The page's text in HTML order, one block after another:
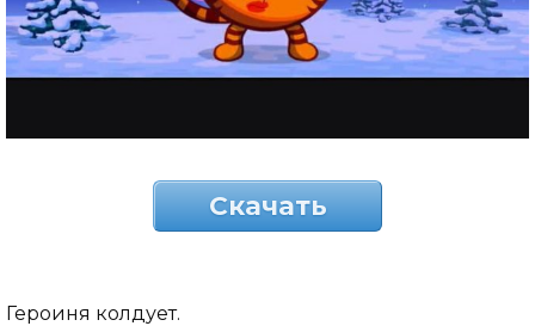
Скачать
Героиня колдует.